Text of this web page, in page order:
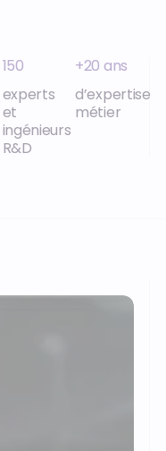
150
experts
et
ingénieurs
R&D
+20 ans
d’expertise
métier